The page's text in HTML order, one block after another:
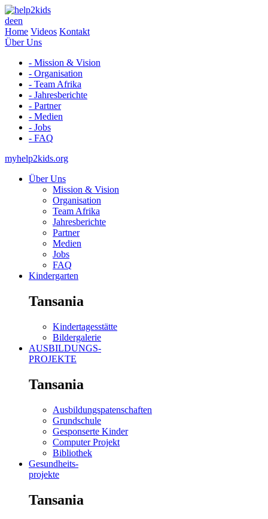
deen
Home Videos Kontakt
Über Uns
- Mission & Vision
- Organisation
- Team Afrika
- Jahresberichte
- Partner
- Medien
- Jobs
- FAQ
myhelp2kids.org
Über Uns
Mission & Vision
Organisation
Team Afrika
Jahresberichte
Partner
Medien
Jobs
FAQ
Kindergarten
Tansania
Kindertagesstätte
Bildergalerie
AUSBILDUNGS-
PROJEKTE
Tansania
Ausbildungspatenschaften
Grundschule
Gesponserte Kinder
Computer Projekt
Bibliothek
Gesundheits-
projekte
Tansania